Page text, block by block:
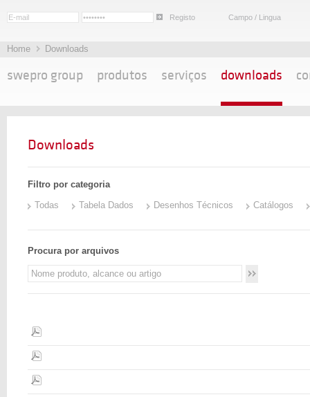
Registo Campo / Lingua
Home Downloads
swepro group produtos serviços downloads
Downloads
Filtro por categoria
Todas
Tabela Dados Desenhos Técnicos Catálogos
Procura por arquivos